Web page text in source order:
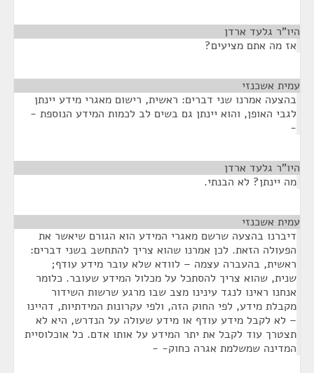
היו"ר גלעד ארדן
אז מה אתם מציעים?
עמית אשכנזי
בהצעה אמרנו שני דברים: ראשית, רישום מאגרי מידע יינתן
לגבי האופן, והוא יינתן גם בשים לב לכמות המידע הנוספת -
-
היו"ר גלעד ארדן
מה יינתן? לא הבנתי.
עמית אשכנזי
דיברנו בהצעה שרשם מאגרי המידע הוא הגורם שיאשר את
הפעולה הזאת. לכן אמרנו שהוא צריך להתחשב בשני דברים:
ראשית, בהעברה עצמה – לוודא שלא עובר מידע עודף;
שנית, שהוא צריך להסתכל על מכלול המידע שעובר. כלומר
אנחנו ראינו לנגד עינינו מצב שבו מרגע שרשות השידור
מקבלת מידע, לפי החוק הזה, ולפי עקרונות המידתיות, דהיינו
– לא לקבל מידע עודף או מידע שעולה על הנדרש, היא לא
תצטרך עוד לקבל את יתר המידע על אותו אדם. כל אוכלוסיית
המדינה שמשלמת אגרה כחוק- -